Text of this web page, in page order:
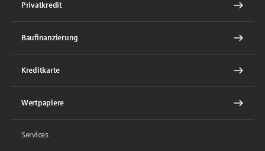
Privatkredit
Baufinanzierung
Kreditkarte
Wertpapiere
Services